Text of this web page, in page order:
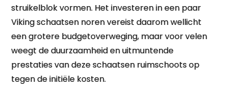
struikelblok vormen. Het investeren in een paar
Viking schaatsen noren vereist daarom wellicht
een grotere budgetoverweging, maar voor velen
weegt de duurzaamheid en uitmuntende
prestaties van deze schaatsen ruimschoots op
tegen de initiële kosten.